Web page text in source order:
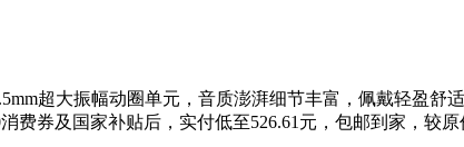
超大振幅动圈单元，音质澎湃细节丰富，佩戴轻盈舒
券及国家补贴后，实付低至526.61元，包邮到家，较